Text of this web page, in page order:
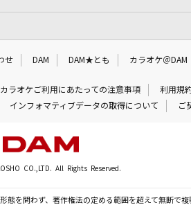
せ DAM DAM★とも カラオケ＠DAM
カラオケご利用にあたっての注意事項
利用規
インフォマティブデータの取得について ご
CO.,LTD. All Rights Reserved.
を問わず、著作権法の定める範囲を超えて無断で